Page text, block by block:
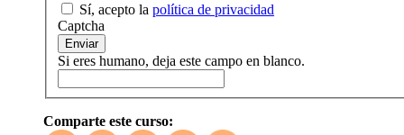
Sí, acepto la política de privacidad
Captcha
Enviar
Si eres humano, deja este campo en blanco.
Comparte este curso: